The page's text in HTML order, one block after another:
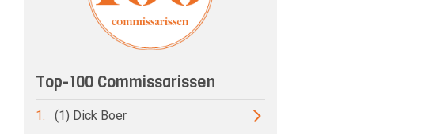
Top-100 Commissarissen
1. (1) Dick Boer